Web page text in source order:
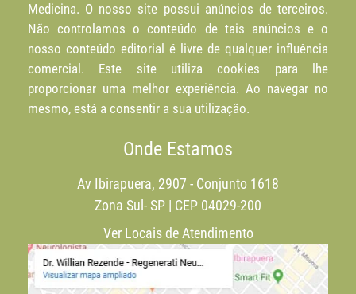
Medicina. O nosso site possui anúncios de terceiros.
Não controlamos o conteúdo de tais anúncios e o
nosso conteúdo editorial é livre de qualquer influência
comercial. Este site utiliza cookies para lhe
proporcionar uma melhor experiência. Ao navegar no
mesmo, está a consentir a sua utilização.
Onde Estamos
Av Ibirapuera, 2907 - Conjunto 1618
Zona Sul- SP | CEP 04029-200
Ver Locais de Atendimento